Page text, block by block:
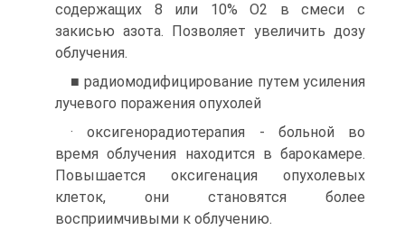
содержащих 8 или 10% О2 в смеси с
закисью азота. Позволяет увеличить дозу
облучения.
■ радиомодифицирование путем усиления
лучевого поражения опухолей
· оксигенорадиотерапия - больной во
время облучения находится в барокамере.
Повышается оксигенация опухолевых
клеток, они становятся более
восприимчивыми к облучению.